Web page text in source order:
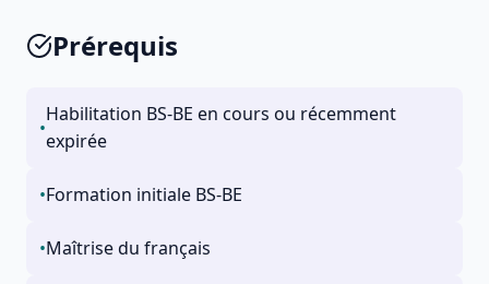
Prérequis
•
Habilitation BS-BE en cours ou récemment
expirée
•Formation initiale BS-BE
•Maîtrise du français